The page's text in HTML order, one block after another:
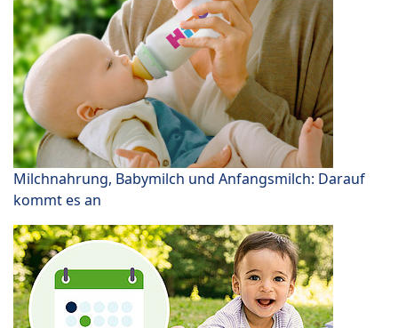
Milchnahrung, Babymilch und Anfangsmilch: Darauf
kommt es an